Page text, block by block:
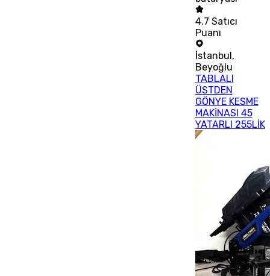
4.7 Satıcı
Puanı
İstanbul,
Beyoğlu
TABLALI
ÜSTDEN
GÖNYE KESME
MAKİNASI 45
YATARLI 255LİK